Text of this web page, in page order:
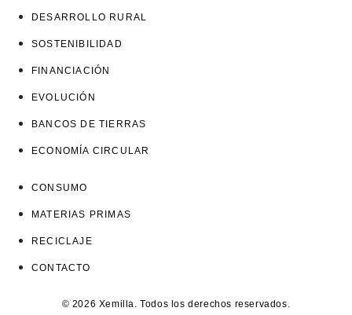
DESARROLLO RURAL
SOSTENIBILIDAD
FINANCIACIÓN
EVOLUCIÓN
BANCOS DE TIERRAS
ECONOMÍA CIRCULAR
CONSUMO
MATERIAS PRIMAS
RECICLAJE
CONTACTO
© 2026 Xemilla. Todos los derechos reservados.